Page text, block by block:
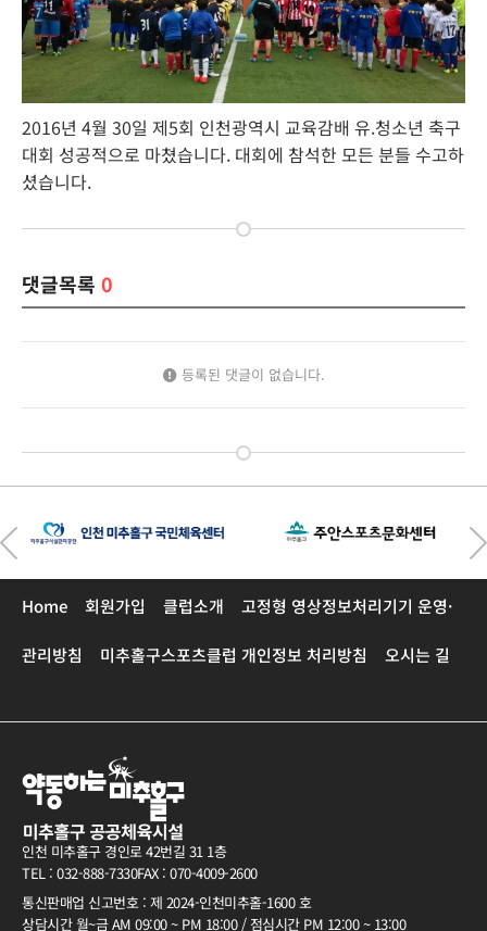
2016년 4월 30일 제5회 인천광역시 교육감배 유.청소년 축구
대회 성공적으로 마쳤습니다. 대회에 참석한 모든 분들 수고하
셨습니다.
댓글목록 0
등록된 댓글이 없습니다.
Home 회원가입 클럽소개 고정형 영상정보처리기기 운영·
관리방침 미추홀구스포츠클럽 개인정보 처리방침 오시는 길
인천 미추홀구 경인로 42번길 31 1층
TEL : 032-888-7330FAX : 070-4009-2600
통신판매업 신고번호 : 제 2024-인천미추홀-1600 호
상담시간 월~금 AM 09:00 ~ PM 18:00 / 점심시간 PM 12:00 ~ 13:00